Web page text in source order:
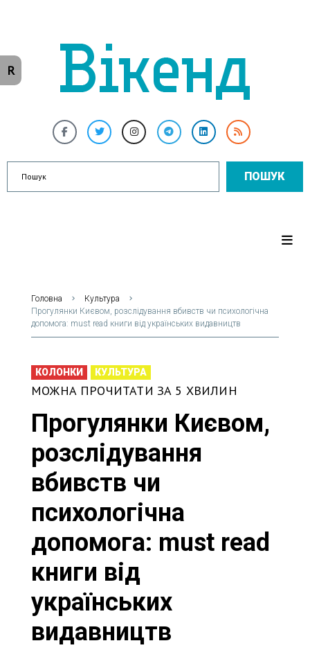
ПОШУК
Головна
Культура
Прогулянки Києвом, розслідування вбивств чи психологічна
допомога: must read книги від українських видавництв
КОЛОНКИ КУЛЬТУРА
МОЖНА ПРОЧИТАТИ ЗА 5 ХВИЛИН
Прогулянки Києвом,
розслідування
вбивств чи
психологічна
допомога: must read
книги від
українських
видавництв
R